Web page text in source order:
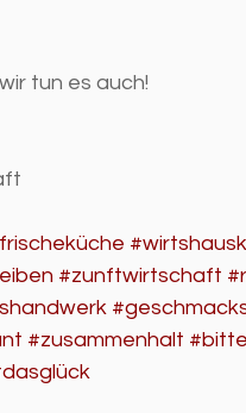
tun es auch!
#zunftwirtschaft
#zusammenhalt